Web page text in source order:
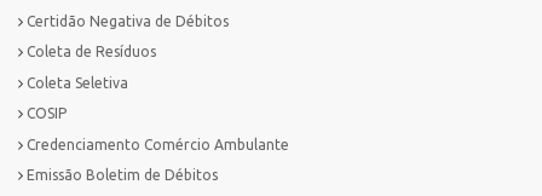
Certidão Negativa de Débitos
Coleta de Resíduos
Coleta Seletiva
COSIP
Credenciamento Comércio Ambulante
Emissão Boletim de Débitos